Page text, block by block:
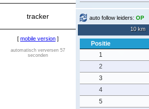
tracker
[ mobile version ]
automatisch verversen 57
seconden
auto follow leiders: OP
10 km
Positie
1
2
3
4
5